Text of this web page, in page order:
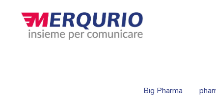
Big Pharma